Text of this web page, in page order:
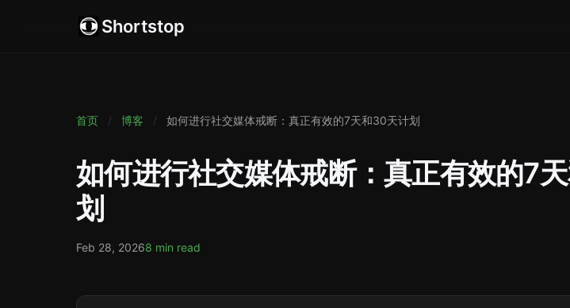
Shortstop
首页 / 博客 / 如何进行社交媒体戒断：真正有效的7天和30天计划
如何进行社交媒体戒断：真正有效的7
划
Feb 28, 20268 min read